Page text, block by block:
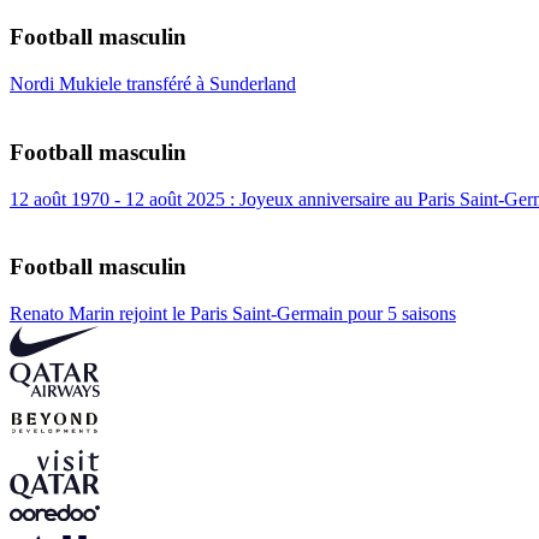
Football masculin
Nordi Mukiele transféré à Sunderland
Football masculin
12 août 1970 - 12 août 2025 : Joyeux anniversaire au Paris Saint-
Football masculin
Renato Marin rejoint le Paris Saint-Germain pour 5 saisons